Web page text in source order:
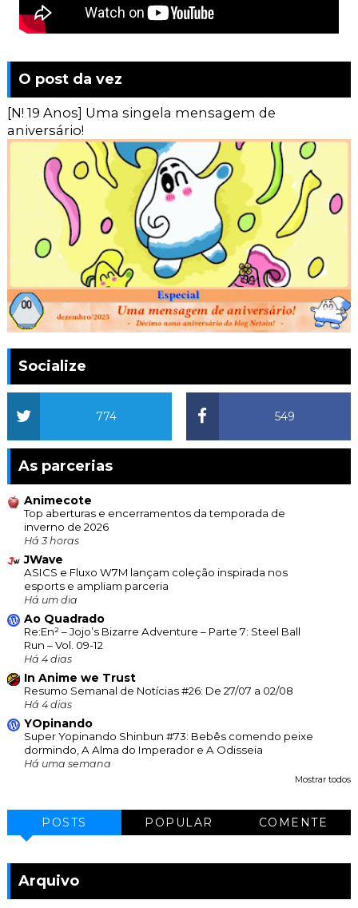
O post da vez
[N! 19 Anos] Uma singela mensagem de
aniversário!
Socialize
549
774
As parcerias
Animecote
Top aberturas e encerramentos da temporada de
inverno de 2026
Há 3 horas
JWave
ASICS e Fluxo W7M lançam coleção inspirada nos
esports e ampliam parceria
Há um dia
Ao Quadrado
Re:En² – Jojo’s Bizarre Adventure – Parte 7: Steel Ball
Run – Vol. 09-12
Há 4 dias
In Anime we Trust
Resumo Semanal de Notícias #26: De 27/07 a 02/08
Há 4 dias
YOpinando
Super Yopinando Shinbun #73: Bebês comendo peixe
dormindo, A Alma do Imperador e A Odisseia
Há uma semana
Mostrar todos
POSTS POPULAR COMENTE
Arquivo